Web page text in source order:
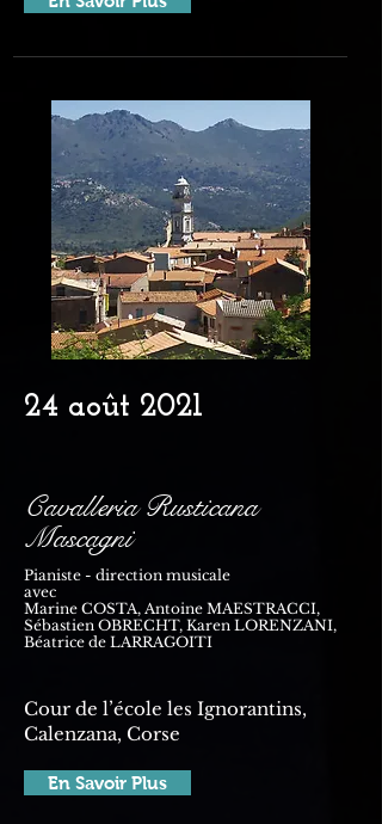
24 août 2021
Cavalleria Rusticana
Mascagni
Pianiste - direction musicale
avec
Marine COSTA, Antoine MAESTRACCI,
Sébastien OBRECHT, Karen LORENZANI,
Béatrice de LARRAGOITI
Cour de l’école les Ignorantins,
Calenzana, Corse
En Savoir Plus